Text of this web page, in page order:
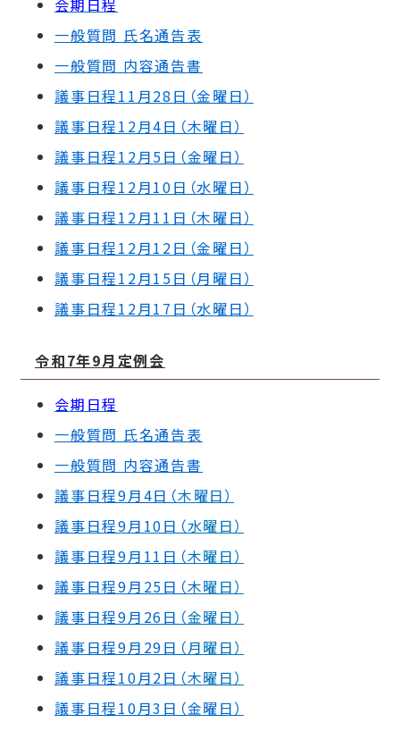
会期日程
一般質問 氏名通告表
一般質問 内容通告書
議事日程11月28日（金曜日）
議事日程12月4日（木曜日）
議事日程12月5日（金曜日）
議事日程12月10日（水曜日）
議事日程12月11日（木曜日）
議事日程12月12日（金曜日）
議事日程12月15日（月曜日）
議事日程12月17日（水曜日）
令和7年9月定例会
会期日程
一般質問 氏名通告表
一般質問 内容通告書
議事日程9月4日（木曜日）
議事日程9月10日（水曜日）
議事日程9月11日（木曜日）
議事日程9月25日（木曜日）
議事日程9月26日（金曜日）
議事日程9月29日（月曜日）
議事日程10月2日（木曜日）
議事日程10月3日（金曜日）